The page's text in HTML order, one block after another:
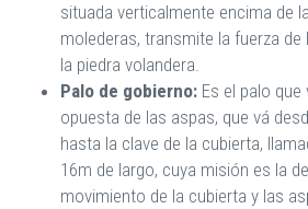
situada verticalmente encima de
molederas, transmite la fuerza de
la piedra volandera.
Palo de gobierno: Es el palo que
opuesta de las aspas, que vá
hasta la clave de la cubierta,
16m de largo, cuya misión es la
movimiento de la cubierta y las